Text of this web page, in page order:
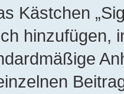
Kästchen
hinzufügen,